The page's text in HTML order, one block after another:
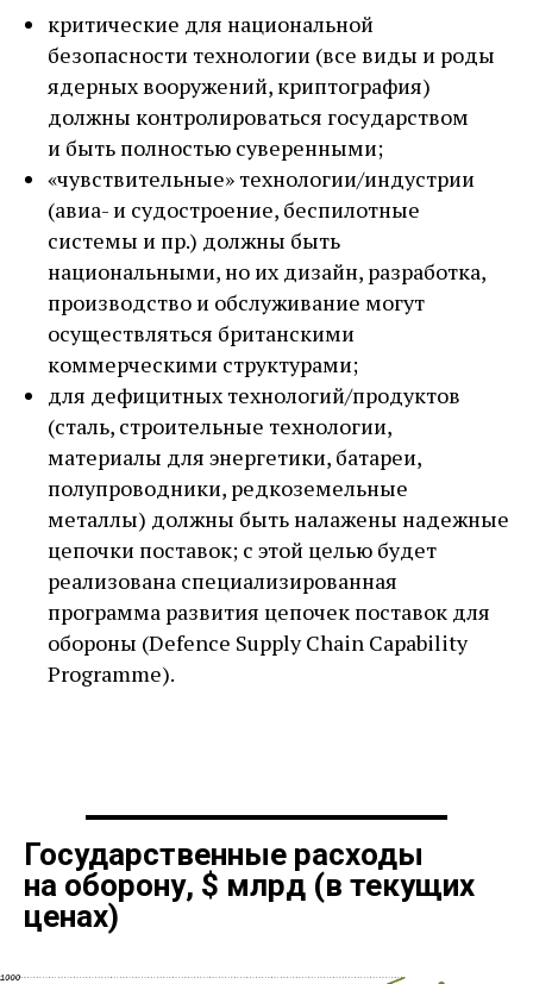
критические для национальной
безопасности технологии (все виды и роды
ядерных вооружений, криптография)
должны контролироваться государством
и быть полностью суверенными;
«чувствительные» технологии/индустрии
(авиа- и судостроение, беспилотные
системы и пр.) должны быть
национальными, но их дизайн, разработка,
производство и обслуживание могут
осуществляться британскими
коммерческими структурами;
для дефицитных технологий/продуктов
(сталь, строительные технологии,
материалы для энергетики, батареи,
полупроводники, редкоземельные
металлы) должны быть налажены надежные
цепочки поставок; с этой целью будет
реализована специализированная
программа развития цепочек поставок для
обороны (Defence Supply Chain Capability
Programme).
Государственные расходы
на оборону, $ млрд (в текущих
ценах)